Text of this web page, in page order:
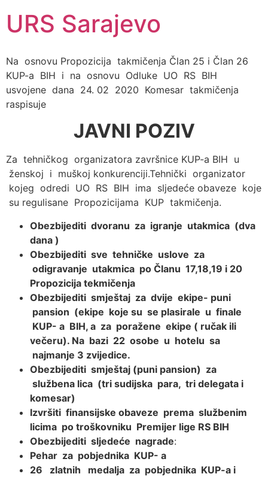
URS Sarajevo
Na osnovu Propozicija takmičenja Član 25 i Član 26
KUP-a BIH i na osnovu Odluke UO RS BIH
usvojene dana 24. 02 2020 Komesar takmičenja
raspisuje
JAVNI POZIV
Za tehničkog organizatora završnice KUP-a BIH u
ženskoj i muškoj konkurenciji.Tehnički organizator
kojeg odredi UO RS BIH ima sljedeće obaveze koje
su regulisane Propozicijama KUP takmičenja.
Obezbijediti dvoranu za igranje utakmica (dva
dana )
Obezbijediti sve tehničke uslove za
odigravanje utakmica po Članu 17,18,19 i 20
Propozicija tekmičenja
Obezbijediti smještaj za dvije ekipe- puni
pansion (ekipe koje su se plasirale u finale
KUP- a BIH, a za poražene ekipe ( ručak ili
večeru). Na bazi 22 osobe u hotelu sa
najmanje 3 zvijedice.
Obezbijediti smještaj (puni pansion) za
službena lica (tri sudijska para, tri delegata i
komesar)
Izvršiti finansijske obaveze prema službenim
licima po troškovniku Premijer lige RS BIH
Obezbijediti sljedeće nagrade:
Pehar za pobjednika KUP- a
26 zlatnih medalja za pobjednika KUP-a i